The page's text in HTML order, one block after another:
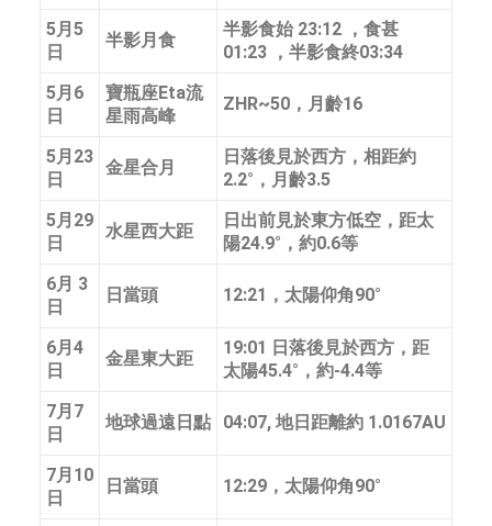
5月5
日
半影月食
半影食始 23:12 ，食甚
01:23 ，半影食終03:34
5月6
日
寶瓶座Eta流
星雨高峰
ZHR~50，月齡16
5月23
日
金星合月
日落後見於西方，相距約
2.2°，月齡3.5
5月29
日
水星西大距
日出前見於東方低空，距太
陽24.9°，約0.6等
6月 3
日
日當頭 12:21，太陽仰角90°
6月4
日
金星東大距
19:01 日落後見於西方，距
太陽45.4°，約-4.4等
7月7
日
地球過遠日點 04:07, 地日距離約 1.0167AU
7月10
日
日當頭 12:29，太陽仰角90°